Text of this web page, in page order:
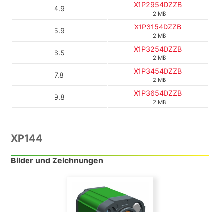
4.9 X1P2954DZZB
2 MB
5.9 X1P3154DZZB
2 MB
6.5 X1P3254DZZB
2 MB
7.8 X1P3454DZZB
2 MB
9.8 X1P3654DZZB
2 MB
XP144
Bilder und Zeichnungen